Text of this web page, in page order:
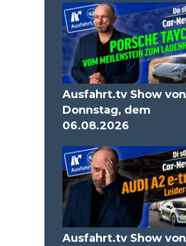
Ausfahrt.tv Show von
Donnstag, dem
06.08.2026
Ausfahrt.tv Show von